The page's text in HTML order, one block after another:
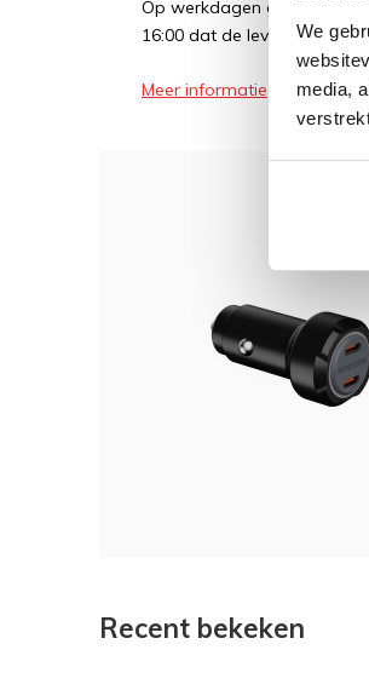
We
media,
Op werkdagen geldt over
16:00 dat de levering de
Meer informatie
Recent bekeken